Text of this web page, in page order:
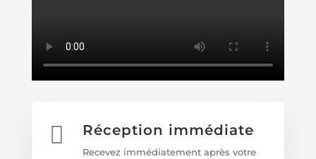
 Réception immédiate
Recevez immédiatement après votre